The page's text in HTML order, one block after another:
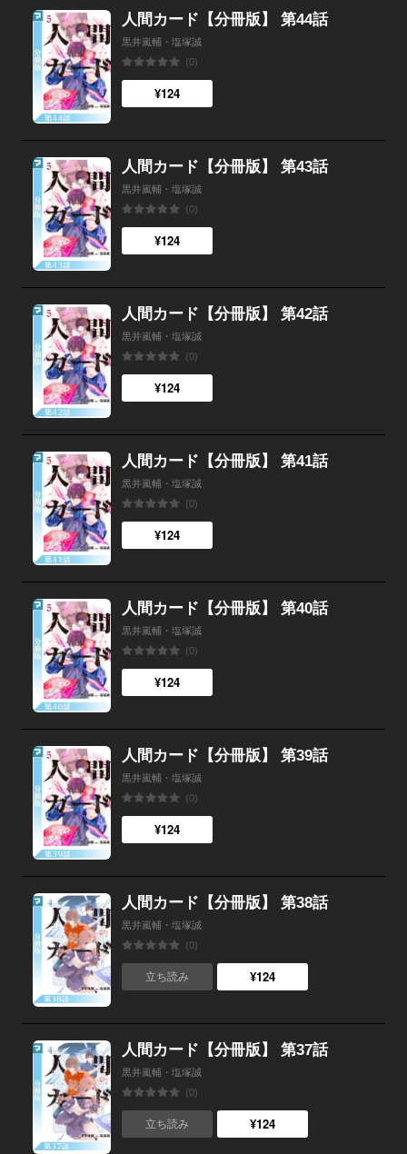
人間カード【分冊版】 第44話
黒井嵐輔・塩塚誠
(0)
¥124
人間カード【分冊版】 第43話
黒井嵐輔・塩塚誠
(0)
¥124
人間カード【分冊版】 第42話
黒井嵐輔・塩塚誠
(0)
¥124
人間カード【分冊版】 第41話
黒井嵐輔・塩塚誠
(0)
¥124
人間カード【分冊版】 第40話
黒井嵐輔・塩塚誠
(0)
¥124
人間カード【分冊版】 第39話
黒井嵐輔・塩塚誠
(0)
¥124
人間カード【分冊版】 第38話
黒井嵐輔・塩塚誠
(0)
立ち読み ¥124
人間カード【分冊版】 第37話
黒井嵐輔・塩塚誠
(0)
立ち読み ¥124